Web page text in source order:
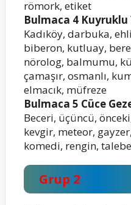
römork, etiket
Bulmaca 4 Kuyruklu
Kadıköy, darbuka,
biberon, kutluay,
nörolog, balmumu,
çamaşır, osmanlı,
elmacık, müfreze
Bulmaca 5 Cüce
Beceri, üçüncü,
kevgir, meteor, gayzer,
komedi, rengin,
Grup 2